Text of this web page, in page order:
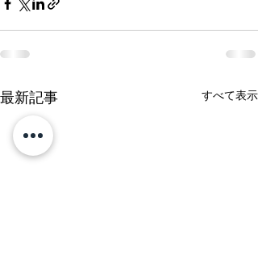
最新記事 すべて表示